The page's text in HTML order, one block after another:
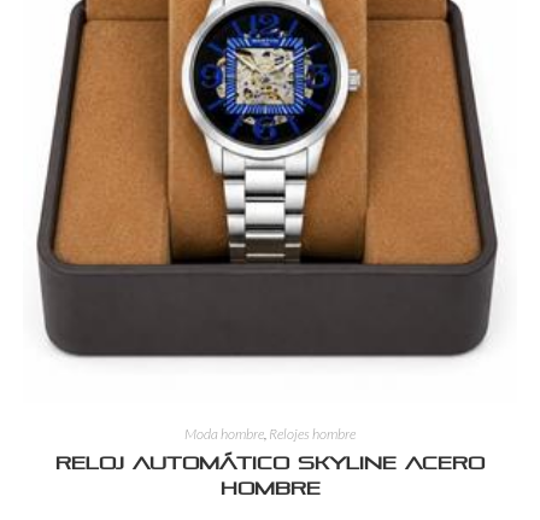
Moda hombre, Relojes hombre
Reloj Automático Skyline Acero
Hombre